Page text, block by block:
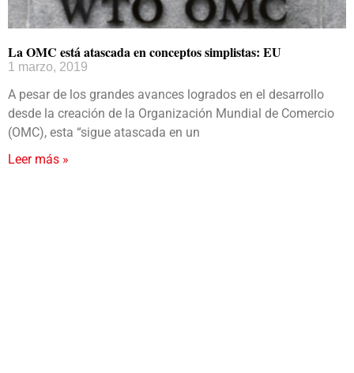
La OMC está atascada en conceptos simplistas: EU
1 marzo, 2019
A pesar de los grandes avances logrados en el desarrollo
desde la creación de la Organización Mundial de Comercio
(OMC), esta “sigue atascada en un
Leer más »